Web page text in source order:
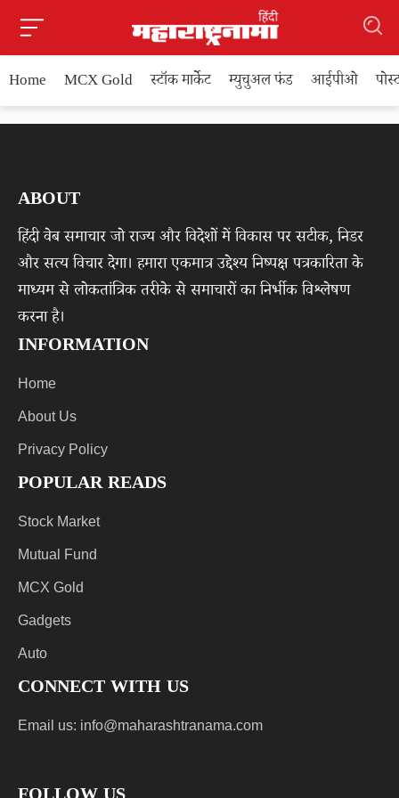
Home MCX Gold स्टॉक मार्केट म्युचुअल फंड आईपीओ
ABOUT
हिंदी वेब समाचार जो राज्य और विदेशों में विकास पर सटीक, निडर
और सत्य विचार देगा। हमारा एकमात्र उद्देश्य निष्पक्ष पत्रकारिता के
माध्यम से लोकतांत्रिक तरीके से समाचारों का निर्भीक विश्लेषण
करना है।
INFORMATION
Home
About Us
Privacy Policy
POPULAR READS
Stock Market
Mutual Fund
MCX Gold
Gadgets
Auto
CONNECT WITH US
Email us: info@maharashtranama.com